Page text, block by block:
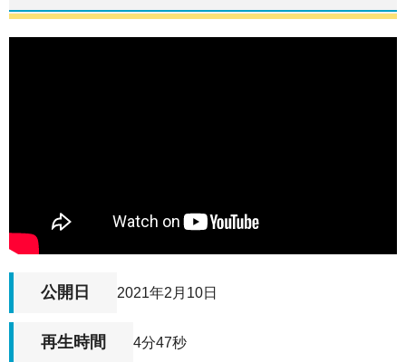
公開日 2021年2月10日
再生時間 4分47秒